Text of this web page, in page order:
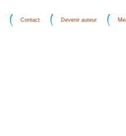
Contact Devenir auteur